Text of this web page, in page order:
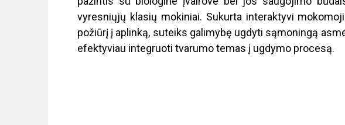
vyresniųjų klasių mokiniai. Sukurta interaktyvi
požiūrį į aplinką, suteiks galimybę ugdyti sąmoningą
efektyviau integruoti tvarumo temas į ugdymo procesą.